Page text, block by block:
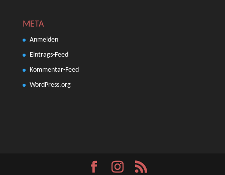
META
Anmelden
Eintrags-Feed
Kommentar-Feed
WordPress.org